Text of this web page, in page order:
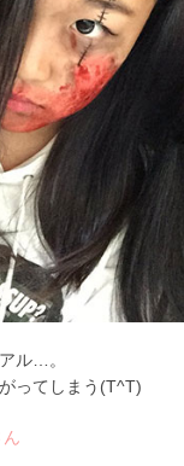
ル…。
ってしまう(T^T)